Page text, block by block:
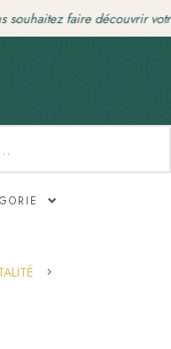
faire découvrir votre